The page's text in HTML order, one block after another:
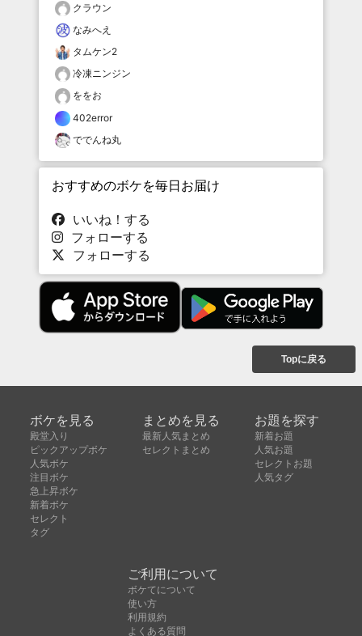
クラウン
なみへえ
タムケン2
冷凍ニンジン
ををお
402error
ででんね丸
おすすめのボケを毎日お届け
いいね！する
フォローする
フォローする
Topに戻る
ボケを見る
殿堂入り
ピックアップボケ
人気ボケ
注目ボケ
急上昇ボケ
新着ボケ
セレクト
タグ
まとめを見る
最新人気まとめ
セレクトまとめ
お題を探す
新着お題
人気お題
セレクトお題
人気タグ
ご利用について
ボケてについて
使い方
利用規約
よくある質問